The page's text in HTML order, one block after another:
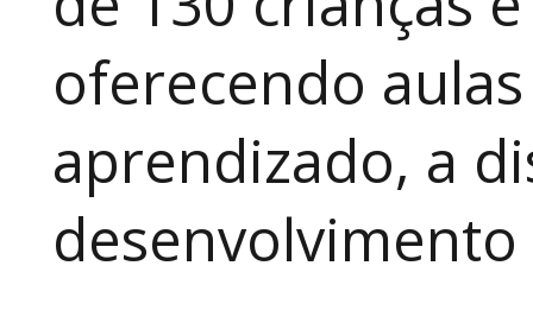
oferecendo
aprendizado, a